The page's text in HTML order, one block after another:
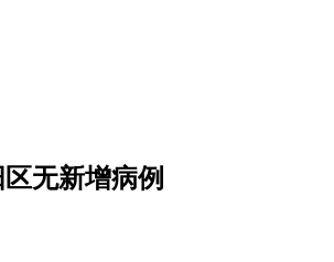
无新增病例